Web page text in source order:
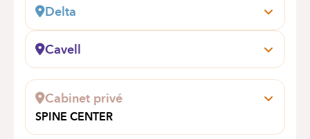
Delta
Boulevard du Triomphe, 201
1160 Bruxelles (Auderghem)
Cavell
Général Lotz, 37
1180 Uccle
Prendre rendez-vous en ligne
Cabinet privé
SPINE CENTER
Avenue Van Becelaere 156